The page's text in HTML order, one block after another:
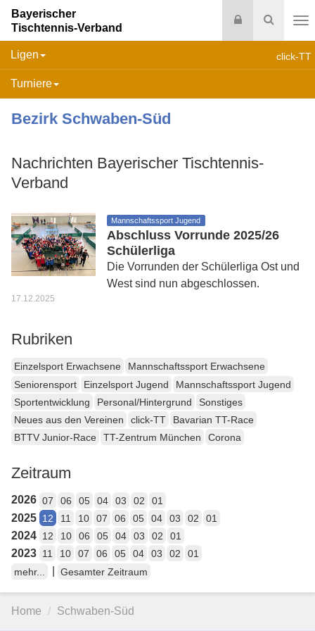
Suche
Login
Bayerischer
Tischtennis-Verband
click-TT
Ligen
Turniere
Bezirk Schwaben-Süd
Nachrichten Bayerischer Tischtennis-
Verband
Mannschaftssport Jugend
Abschluss Vorrunde 2025/26
Schülerliga
Die Vorrunden der Schülerliga Ost und
West sind nun abgeschlossen.
17.12.2025
Rubriken
Einzelsport Erwachsene
Mannschaftssport Erwachsene
Seniorensport
Einzelsport Jugend
Mannschaftssport Jugend
Sportentwicklung
Personal/Hintergrund
Sonstiges
Neues aus den Vereinen
click-TT
Bavarian TT-Race
BTTV Junior-Race
TT-Zentrum München Corona
Zeitraum
2026 07 06 05 04 03 02 01
2025 12 11 10 07 06 05 04 03 02 01
2024 12 10 06 05 04 03 02 01
2023 11 10 07 06 05 04 03 02
01
mehr...
Gesamter Zeitraum
Home Schwaben-Süd